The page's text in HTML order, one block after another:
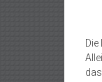
Die